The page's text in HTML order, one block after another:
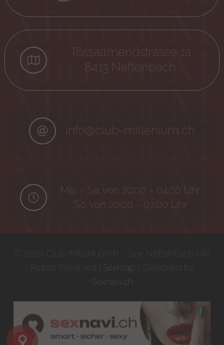
Tössallmendstrasse 1a
8413 Neftenbach
info@club-millenium.ch
Mo. – Sa. von 20:00 – 04:00 Uhr
So. von 20:00 – 02:00 Uhr
Sitemap
Sexnavi.ch